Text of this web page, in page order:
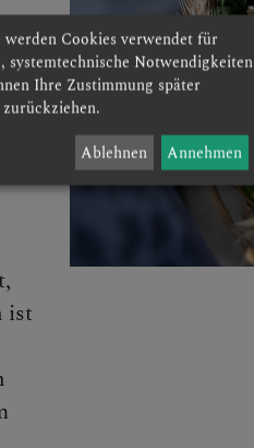
ist
Cookies verwendet für
systemtechnische Notwendigkeiten
Ihre Zustimmung später
Ablehnen Annehmen